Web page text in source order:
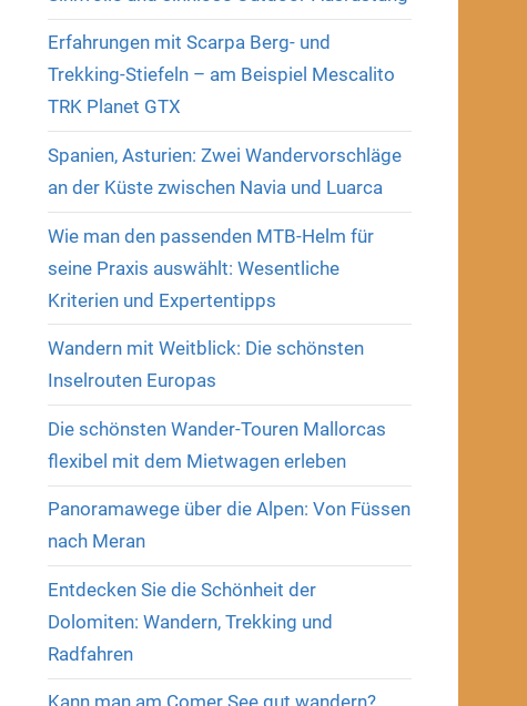
Erfahrungen mit Scarpa Berg- und
Trekking-Stiefeln – am Beispiel Mescalito
TRK Planet GTX
Spanien, Asturien: Zwei Wandervorschläge
an der Küste zwischen Navia und Luarca
Wie man den passenden MTB-Helm für
seine Praxis auswählt: Wesentliche
Kriterien und Expertentipps
Wandern mit Weitblick: Die schönsten
Inselrouten Europas
Die schönsten Wander-Touren Mallorcas
flexibel mit dem Mietwagen erleben
Panoramawege über die Alpen: Von Füssen
nach Meran
Entdecken Sie die Schönheit der
Dolomiten: Wandern, Trekking und
Radfahren